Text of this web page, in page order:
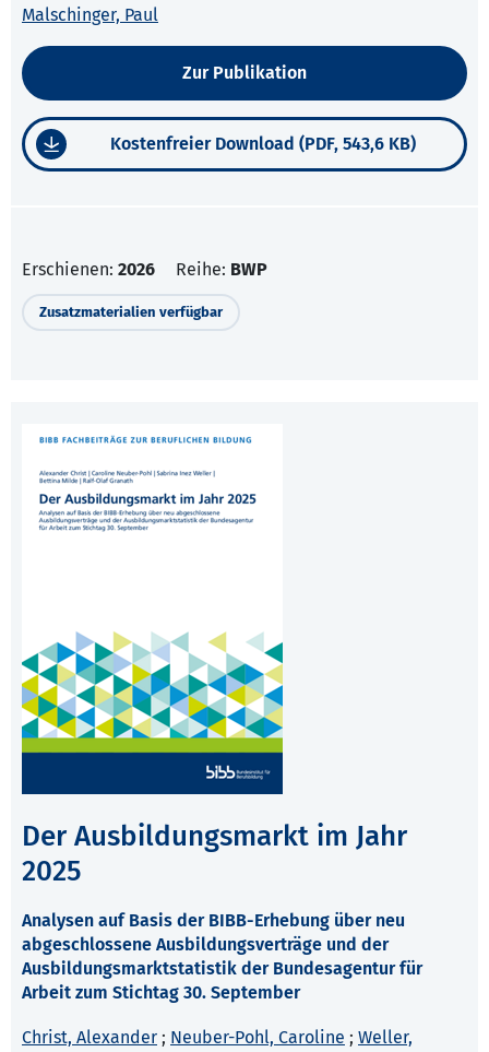
Malschinger, Paul
Zur Publikation
Kostenfreier Download (PDF, 543,6 KB)
Erschienen: 2026 Reihe: BWP
Zusatzmaterialien verfügbar
Der Ausbildungsmarkt im Jahr
2025
Analysen auf Basis der BIBB-Erhebung über neu
abgeschlossene Ausbildungsverträge und der
Ausbildungsmarktstatistik der Bundesagentur für
Arbeit zum Stichtag 30. September
Christ, Alexander ; Neuber-Pohl, Caroline ; Weller,